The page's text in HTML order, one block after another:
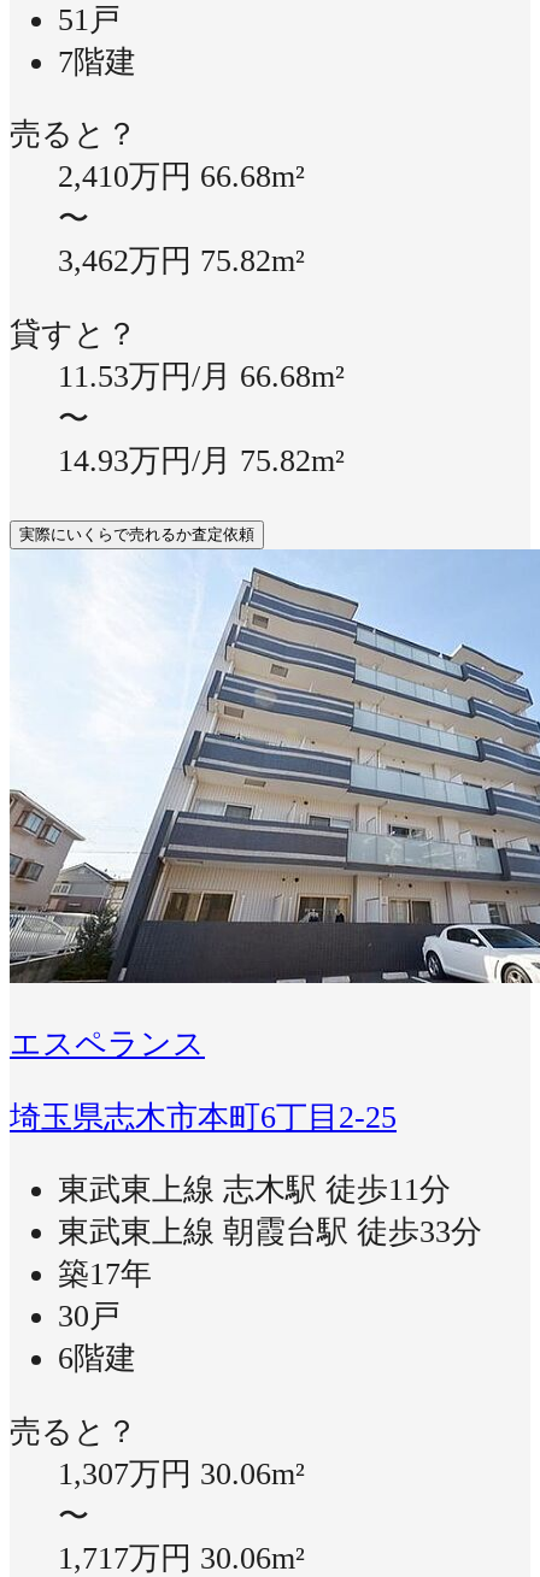
51戸
7階建
売ると？
2,410万円 66.68m²
〜
3,462万円 75.82m²
貸すと？
11.53万円/月 66.68m²
〜
14.93万円/月 75.82m²
実際にいくらで売れるか査定依頼
エスペランス
埼玉県志木市本町6丁目2-25
東武東上線 志木駅 徒歩11分
東武東上線 朝霞台駅 徒歩33分
築17年
30戸
6階建
売ると？
1,307万円 30.06m²
〜
1,717万円 30.06m²